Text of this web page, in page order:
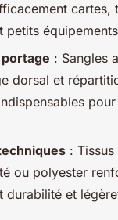
cartes,
petits équipements
: Sangles
dorsal et
:
ou polyester
durabilité et